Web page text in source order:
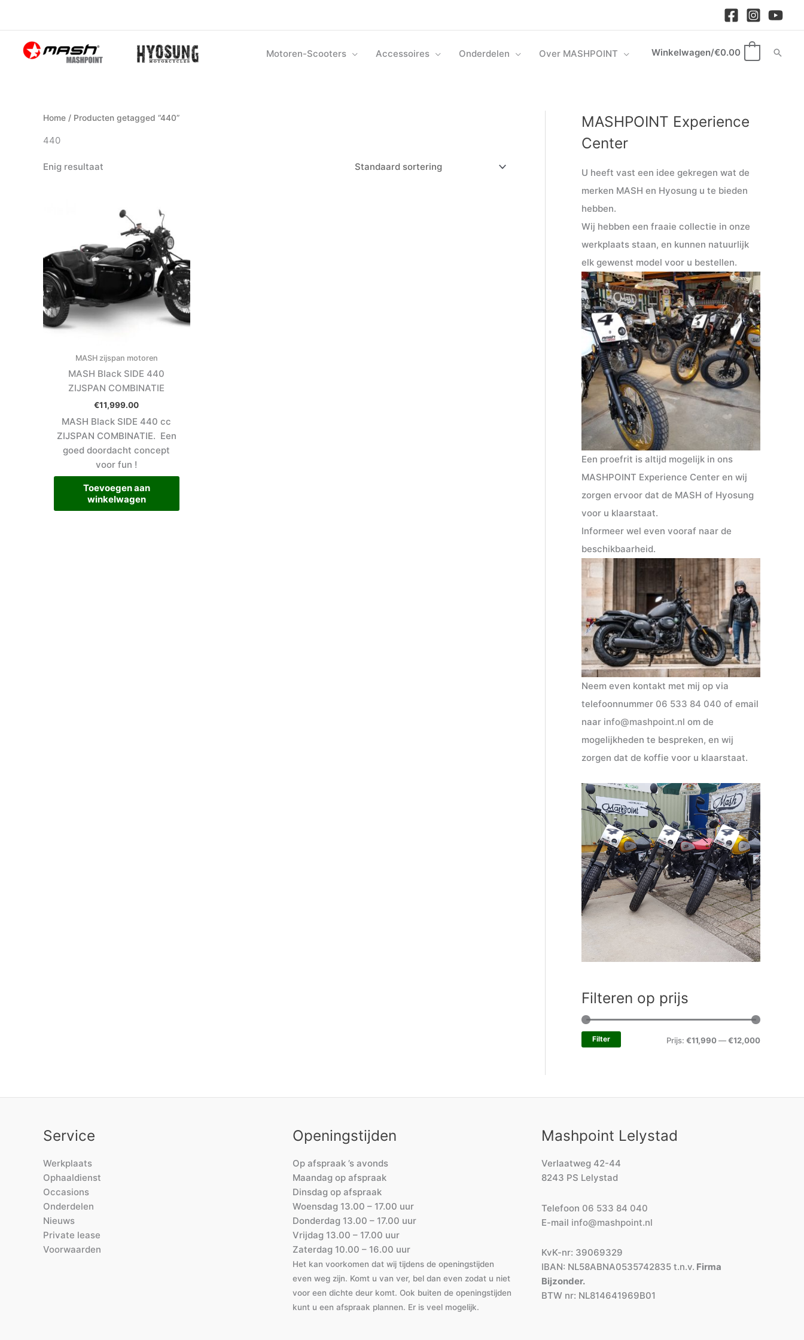
inhoud
Motoren-Scooters Accessoires Onderdelen Over MASHPOINT Winkelwagen/€0.00
Home / Producten getagged “440”
440
Enig resultaat
MASH zijspan motoren
MASH Black SIDE 440
ZIJSPAN COMBINATIE
€11,999.00
MASH Black SIDE 440 cc
ZIJSPAN COMBINATIE. Een
goed doordacht concept
voor fun !
Toevoegen aan
winkelwagen
MASHPOINT Experience
Center
U heeft vast een idee gekregen wat de
merken MASH en Hyosung u te bieden
hebben.
Wij hebben een fraaie collectie in onze
werkplaats staan, en kunnen natuurlijk
elk gewenst model voor u bestellen.
Een proefrit is altijd mogelijk in ons
MASHPOINT Experience Center en wij
zorgen ervoor dat de MASH of Hyosung
voor u klaarstaat.
Informeer wel even vooraf naar de
beschikbaarheid.
Neem even kontakt met mij op via
telefoonnummer 06 533 84 040 of email
naar info@mashpoint.nl om de
mogelijkheden te bespreken, en wij
zorgen dat de koffie voor u klaarstaat.
Filteren op prijs
Filter Prijs: €11,990—€12,000
Service
Werkplaats
Ophaaldienst
Occasions
Onderdelen
Nieuws
Private lease
Voorwaarden
Openingstijden
Op afspraak ’s avonds
Maandag op afspraak
Dinsdag op afspraak
Woensdag 13.00 – 17.00 uur
Donderdag 13.00 – 17.00 uur
Vrijdag 13.00 – 17.00 uur
Zaterdag 10.00 – 16.00 uur
Het kan voorkomen dat wij tijdens de openingstijden
even weg zijn. Komt u van ver, bel dan even zodat u niet
voor een dichte deur komt. Ook buiten de openingstijden
kunt u een afspraak plannen. Er is veel mogelijk.
Mashpoint Lelystad
Verlaatweg 42-44
8243 PS Lelystad
Telefoon 06 533 84 040
E-mail info@mashpoint.nl
KvK-nr: 39069329
IBAN: NL58ABNA0535742835 t.n.v. Firma
Bijzonder.
BTW nr: NL814641969B01